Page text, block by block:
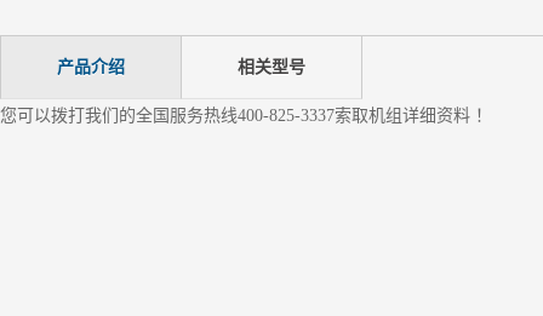
产品介绍 相关型号
您可以拨打我们的全国服务热线400-825-3337索取机组详细资料 ！